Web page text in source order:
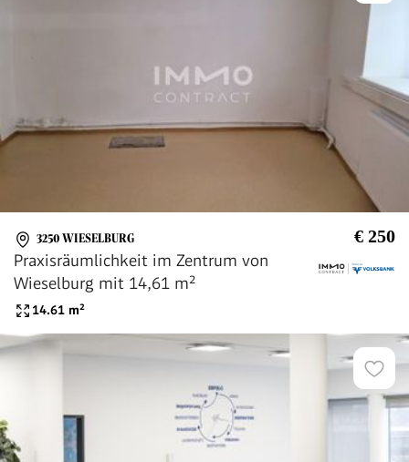
3250 WIESELBURG € 250
Praxisräumlichkeit im Zentrum von
Wieselburg mit 14,61 m²
14.61 m²